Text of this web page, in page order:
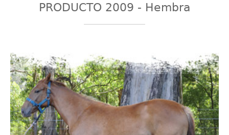
PRODUCTO 2009 - Hembra